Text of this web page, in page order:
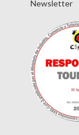
Newsletter